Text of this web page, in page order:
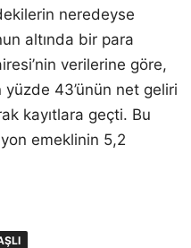
neredeyse
altında bir para
verilerine göre,
yüzde 43’ünün net geliri
kayıtlara geçti. Bu
emeklinin 5,2